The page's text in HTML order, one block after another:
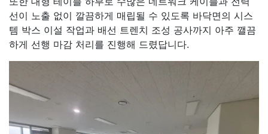
선이 노출 없이 깔끔하게 매립될 수 있도록 바닥면의 시스
템 박스 이설 작업과 배선 트렌치 조성 공사까지 아주 깰끔
하게 선행 마감 처리를 진행해 드렸답니다.